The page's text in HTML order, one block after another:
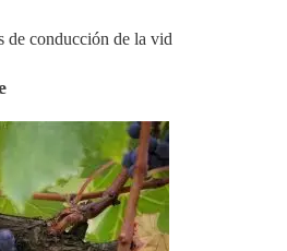
de conducción de la vid